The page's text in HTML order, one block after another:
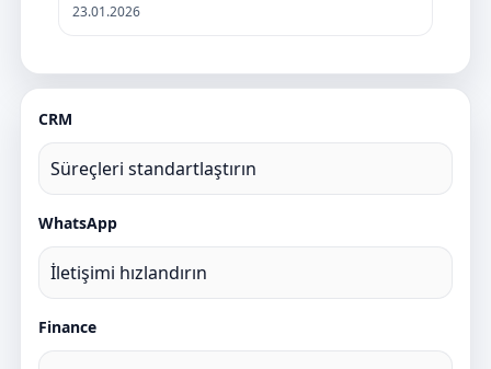
23.01.2026
CRM
Süreçleri standartlaştırın
WhatsApp
İletişimi hızlandırın
Finance